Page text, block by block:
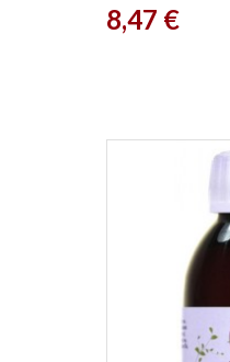
Prix
8,47 €